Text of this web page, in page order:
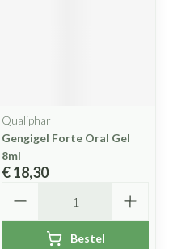
Qualiphar
Gengigel Forte Oral Gel
8ml
€ 18,30
Bestel